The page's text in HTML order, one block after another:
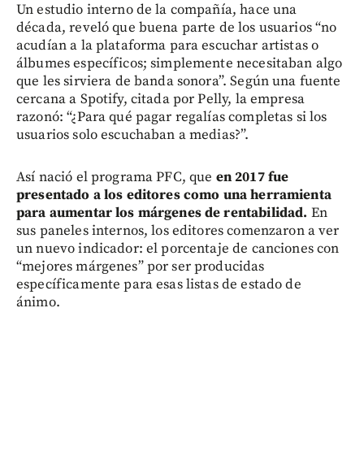
Un estudio interno de la compañía, hace una
década, reveló que buena parte de los usuarios “no
acudían a la plataforma para escuchar artistas o
álbumes específicos; simplemente necesitaban algo
que les sirviera de banda sonora”. Según una fuente
cercana a Spotify, citada por Pelly, la empresa
razonó: “¿Para qué pagar regalías completas si los
usuarios solo escuchaban a medias?”.
Así nació el programa PFC, que en 2017 fue
presentado a los editores como una herramienta
para aumentar los márgenes de rentabilidad. En
sus paneles internos, los editores comenzaron a ver
un nuevo indicador: el porcentaje de canciones con
“mejores márgenes” por ser producidas
específicamente para esas listas de estado de
ánimo.